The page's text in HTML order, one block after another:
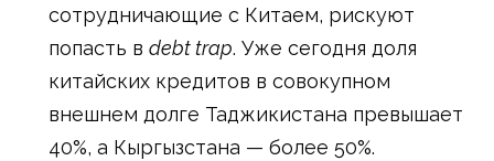
сотрудничающие с Китаем, рискуют
попасть в debt trap. Уже сегодня доля
китайских кредитов в совокупном
внешнем долге Таджикистана превышает
40%, а Кыргызстана — более 50%.